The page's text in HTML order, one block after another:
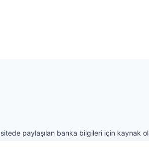
paylaşılan banka bilgileri için kaynak